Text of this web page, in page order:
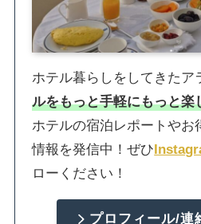
ホテル暮らしをしてきたア
ルをもっと手軽にもっと楽
ホテルの宿泊レポートやお
情報を発信中！ぜひ
ローください！
プロフィール/連